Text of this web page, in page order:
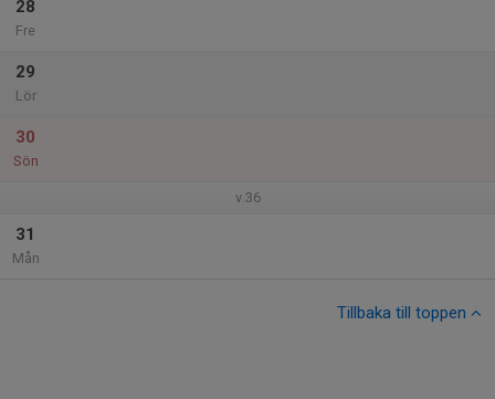
28
Fre
29
Lör
30
Sön
v.36
31
Mån
Tillbaka till toppen